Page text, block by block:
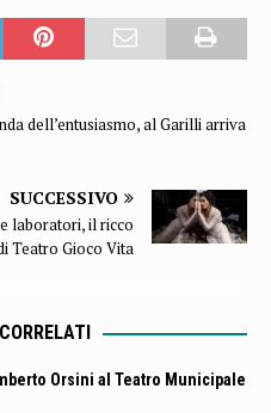
dell’entusiasmo, al Garilli arriva
SUCCESSIVO
laboratori, il ricco
Teatro Gioco Vita
Orsini al Teatro Municipale